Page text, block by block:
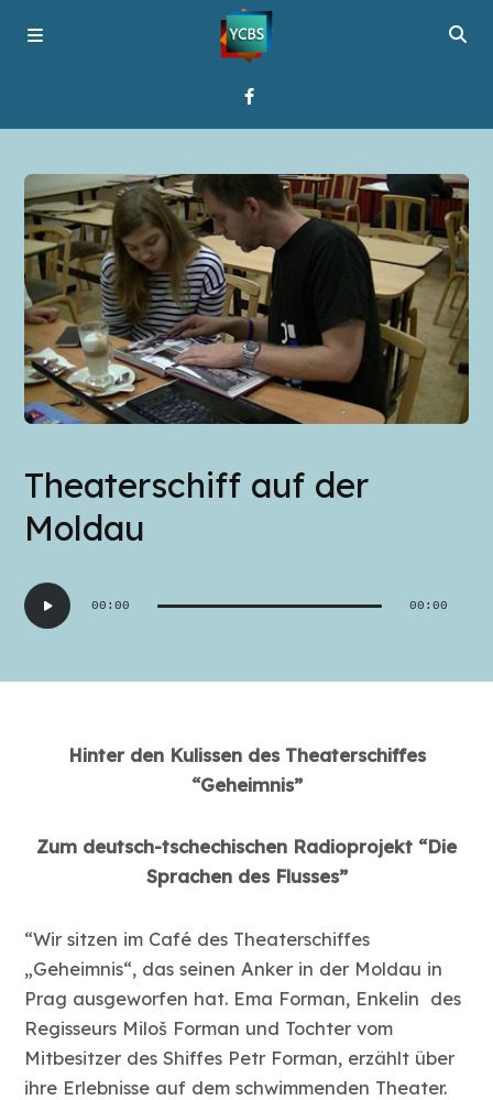
Programme
Über YCBS
Media Bridges
Theaterschiff auf der
Moldau
Audio-
Player
00:00 00:00
Hinter den Kulissen des Theaterschiffes
“Geheimnis”
Zum deutsch-tschechischen Radioprojekt “Die
Sprachen des Flusses”
“Wir sitzen im Café des Theaterschiffes
„Geheimnis“, das seinen Anker in der Moldau in
Prag ausgeworfen hat. Ema Forman, Enkelin des
Regisseurs Miloš Forman und Tochter vom
Mitbesitzer des Shiffes Petr Forman, erzählt über
ihre Erlebnisse auf dem schwimmenden Theater.